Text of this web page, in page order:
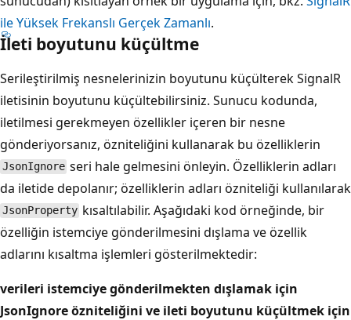
ile Yüksek Frekanslı Gerçek Zamanlı.
İleti boyutunu küçültme
Serileştirilmiş nesnelerinizin boyutunu küçülterek SignalR
iletisinin boyutunu küçültebilirsiniz. Sunucu kodunda,
iletilmesi gerekmeyen özellikler içeren bir nesne
gönderiyorsanız, özniteliğini kullanarak bu özelliklerin
JsonIgnore seri hale gelmesini önleyin. Özelliklerin adları
da iletide depolanır; özelliklerin adları özniteliği kullanılarak
JsonProperty kısaltılabilir. Aşağıdaki kod örneğinde, bir
özelliğin istemciye gönderilmesini dışlama ve özellik
adlarını kısaltma işlemleri gösterilmektedir:
verileri istemciye gönderilmekten dışlamak için
JsonIgnore özniteliğini ve ileti boyutunu küçültmek için